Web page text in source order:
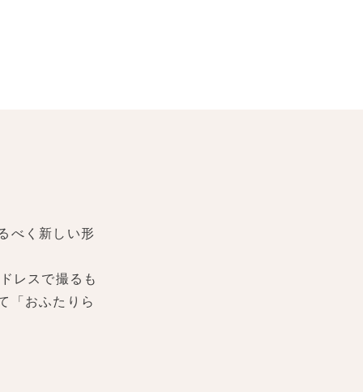
べく新しい形
レスで撮るも
「おふたりら